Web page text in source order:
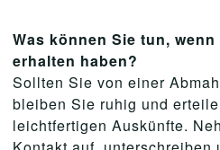
Was können Sie tun,
erhalten haben?
Sollten Sie von einer
bleiben Sie ruhig und
leichtfertigen Auskünfte.